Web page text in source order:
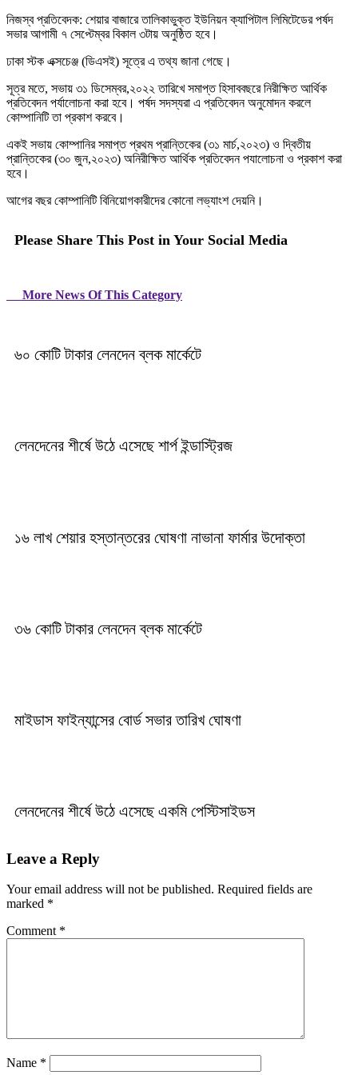
নিজস্ব প্রতিবেদক: শেয়ার বাজারে তালিকাভুক্ত ইউনিয়ন ক্যাপিটাল লিমিটেডের পর্ষদ
সভার আগামী ৭ সেপ্টেম্বর বিকাল ৩টায় অনুষ্ঠিত হবে।
ঢাকা স্টক এক্সচেঞ্জ (ডিএসই) সূত্রে এ তথ্য জানা গেছে।
সূত্র মতে, সভায় ৩১ ডিসেম্বর,২০২২ তারিখে সমাপ্ত হিসাববছরে নিরীক্ষিত আর্থিক
প্রতিবেদন পর্যালোচনা করা হবে। পর্ষদ সদস্যরা এ প্রতিবেদন অনুমোদন করলে
কোম্পানিটি তা প্রকাশ করবে।
একই সভায় কোম্পানির সমাপ্ত প্রথম প্রান্তিকের (৩১ মার্চ,২০২৩) ও দ্বিতীয়
প্রান্তিকের (৩০ জুন,২০২৩) অনিরীক্ষিত আর্থিক প্রতিবেদন পযালোচনা ও প্রকাশ করা
হবে।
আগের বছর কোম্পানিটি বিনিয়োগকারীদের কোনো লভ্যাংশ দেয়নি।
Please Share This Post in Your Social Media
More News Of This Category
৬০ কোটি টাকার লেনদেন ব্লক মার্কেটে
লেনদেনের শীর্ষে উঠে এসেছে শার্প ইন্ডাস্ট্রিজ
১৬ লাখ শেয়ার হস্তান্তরের ঘোষণা নাভানা ফার্মার উদোক্তা
৩৬ কোটি টাকার লেনদেন ব্লক মার্কেটে
মাইডাস ফাইন্যান্সের বোর্ড সভার তারিখ ঘোষণা
লেনদেনের শীর্ষে উঠে এসেছে একমি পেস্টিসাইডস
Leave a Reply
Your email address will not be published. Required fields are
marked *
Comment *
Name *